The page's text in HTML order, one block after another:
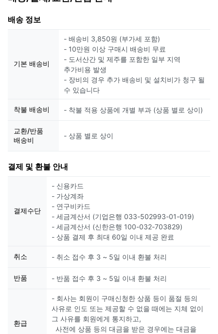
배송 정보
기본 배송비
- 배송비 3,850원 (부가세 포함)
- 10만원 이상 구매시 배송비 무료
- 도서산간 및 제주를 포함한 일부 지역
추가비용 발생
- 장비의 경우 추가 배송비 및 설치비가 청구 될
수 있습니다
착불 배송비 - 착불 적용 상품에 개별 부과 (상품 별로 상이)
교환/반품
배송비
- 상품 별로 상이
결제 및 환불 안내
결제수단
- 신용카드
- 가상계좌
- 연구비카드
- 세금계산서 (기업은행 033-502993-01-019)
- 세금계산서 (신한은행 100-032-703829)
- 상품 결제 후 최대 60일 이내 제공 완료
취소 - 취소 접수 후 3 ~ 5일 이내 환불 처리
반품 - 반품 접수 후 3 ~ 5일 이내 환불 처리
환급
- 회사는 회원이 구매신청한 상품 등이 품절 등의
사유로 인도 또는 제공할 수 없을 때에는 지체 없이
그 사유를 회원에게 통지하고,
사전에 상품 등의 대금을 받은 경우에는 대금을